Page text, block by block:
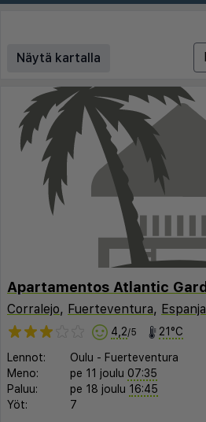
Näytä kartalla
Corralejo, Fuerteventura, Espanja
4,2/5 21°C
Lennot: Oulu - Fuerteventura
Meno:
pe 11 joulu 07:35
Paluu:
pe 18 joulu 16:45
Yöt:
7